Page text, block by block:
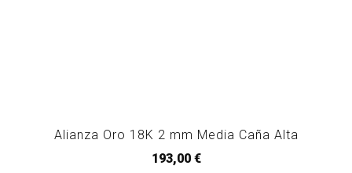
Alianza Oro 18K 2 mm Media Caña Alta
193,00 €